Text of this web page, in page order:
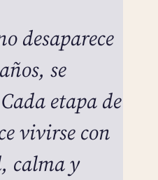
desaparece
se
etapa de
vivirse con
calma y